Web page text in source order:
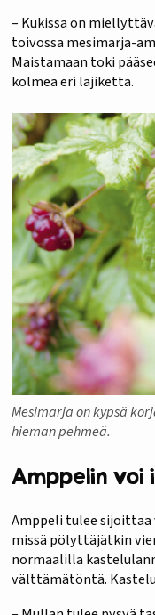
– Kukissa on
toivossa mesimarja-
Maistamaan toki
kolmea eri lajiketta.
Mesimarja on kypsä
hieman pehmeä.
Amppelin voi
Amppeli tulee sijoittaa
missä pölyttäjätkin
normaalilla
välttämätöntä.